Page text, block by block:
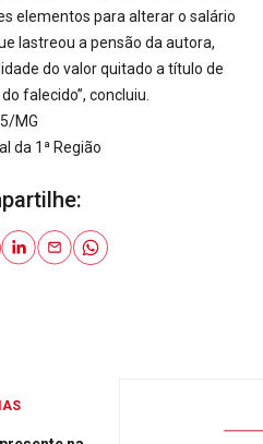
elementos para alterar o salário
lastreou a pensão da autora,
do valor quitado a título de
falecido”, concluiu.
MG
da 1ª Região